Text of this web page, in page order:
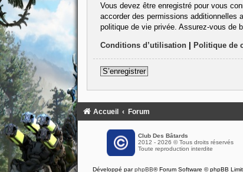
Vous devez être enregistré pour vous
accorder des permissions additionnelles
politique de vie privée. Assurez-vous de
Conditions d’utilisation| Politique de
S’enregistrer
Accueil Forum
Club Des Bâtards
2012 - 2026 © Tous droits réservés
Toute reproduction interdite
Développé parphpBB® Forum Software © phpBB